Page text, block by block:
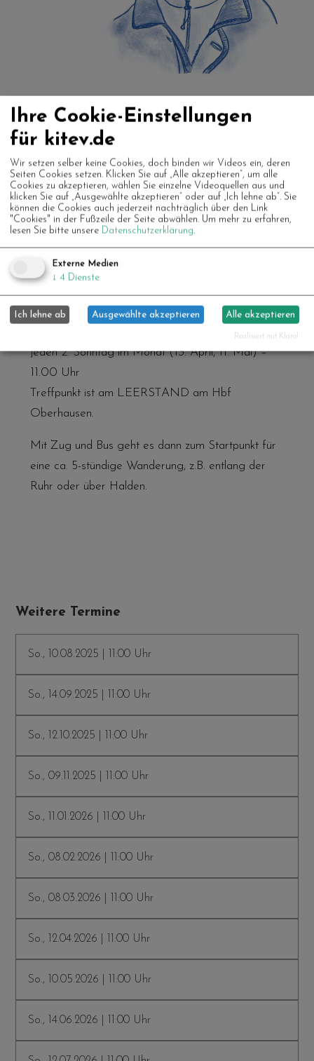
Franz Kock, 70 Jahre alt und aktiver Dozent im
Unruhestand, ist ein leidenschaftlicher
Kulturvermittler. Seit über einem Jahr ist er mit
seiner „Trallafitti“-Gruppe als engagierter
Stadtführer in Oberhausen und Umgebung
unterwegs.
jeden 2. Sonntag im Monat (13. April, 11. Mai) –
11.00 Uhr
Treffpunkt ist am LEERSTAND am Hbf
Oberhausen.
Mit Zug und Bus geht es dann zum Startpunkt für
eine ca. 5-stündige Wanderung, z.B. entlang der
Ruhr oder über Halden.
Weitere Termine
So., 10.08.2025 | 11:00 Uhr
So., 14.09.2025 | 11:00 Uhr
So., 12.10.2025 | 11:00 Uhr
So., 09.11.2025 | 11:00 Uhr
So., 11.01.2026 | 11:00 Uhr
So., 08.02.2026 | 11:00 Uhr
So., 08.03.2026 | 11:00 Uhr
So., 12.04.2026 | 11:00 Uhr
So., 10.05.2026 | 11:00 Uhr
So., 14.06.2026 | 11:00 Uhr
Ihre Cookie-Einstellungen
für kitev.de
Wir setzen selber keine Cookies, doch binden wir Videos ein, deren
Seiten Cookies setzen. Klicken Sie auf „Alle akzeptieren“, um alle
Cookies zu akzeptieren, wählen Sie einzelne Videoquellen aus und
klicken Sie auf „Ausgewählte akzeptieren“ oder auf „Ich lehne ab“. Sie
können die Cookies auch jederzeit nachträglich über den Link
"Cookies" in der Fußzeile der Seite abwählen. Um mehr zu erfahren,
lesen Sie bitte unsere Datenschutzerklärung.
Externe Medien
↓ 4 Dienste
Ich lehne ab Ausgewählte akzeptieren Alle akzeptieren
Realisiert mit Klaro!